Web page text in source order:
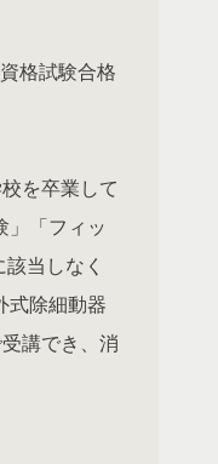
格試験合格
を卒業して
」「フィッ
当しなく
式除細動器
講でき、消